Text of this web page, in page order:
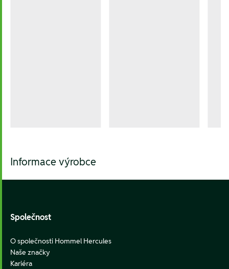
Informace výrobce
Společnost
O společnosti Hommel Hercules
Naše značky
Kariéra